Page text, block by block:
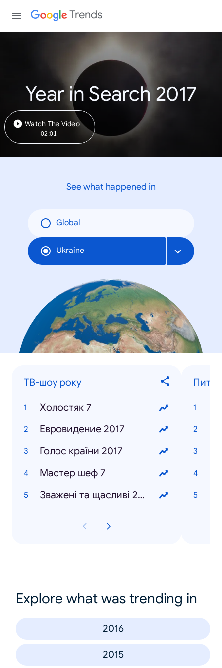
Trends
Year in Search 2017
Watch The Video
02:01
See what happened in
Global
Ukraine
ТВ-шоу року
Холостяк 7
Евровидение 2017
Голос країни 2017
Мастер шеф 7
Зважені та щасливі 2017
Explore what was trending in
2016
2015